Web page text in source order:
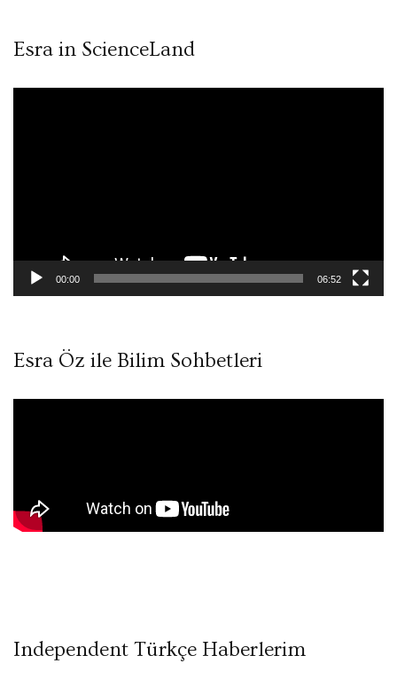
Esra in ScienceLand
00:00 06:52
Esra Öz ile Bilim Sohbetleri
Independent Türkçe Haberlerim